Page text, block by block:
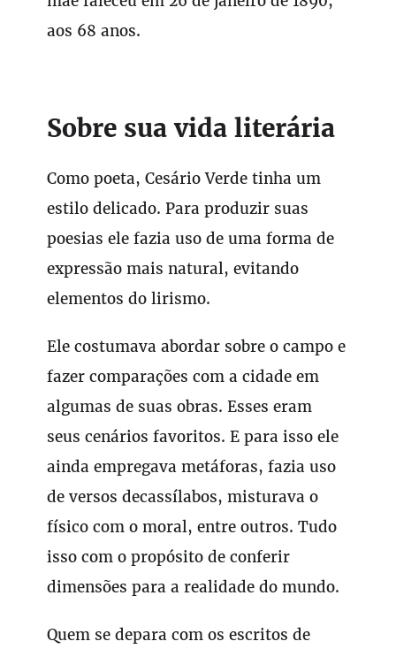
aos 68 anos.
Sobre sua vida literária
Como poeta, Cesário Verde tinha um
estilo delicado. Para produzir suas
poesias ele fazia uso de uma forma de
expressão mais natural, evitando
elementos do lirismo.
Ele costumava abordar sobre o campo e
fazer comparações com a cidade em
algumas de suas obras. Esses eram
seus cenários favoritos. E para isso ele
ainda empregava metáforas, fazia uso
de versos decassílabos, misturava o
físico com o moral, entre outros. Tudo
isso com o propósito de conferir
dimensões para a realidade do mundo.
Quem se depara com os escritos de